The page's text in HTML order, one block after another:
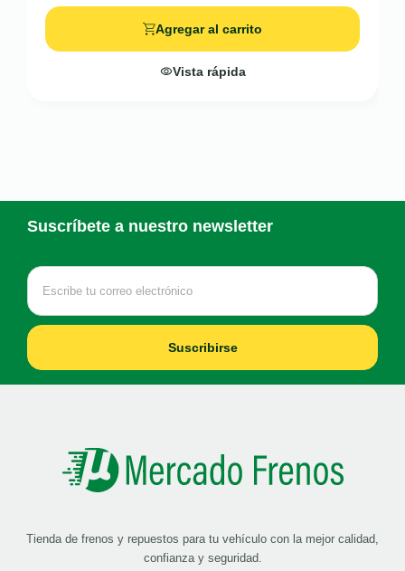
Agregar al carrito
Vista rápida
Suscríbete a nuestro newsletter
Suscribirse
Tienda de frenos y repuestos para tu vehículo con la mejor calidad,
confianza y seguridad.